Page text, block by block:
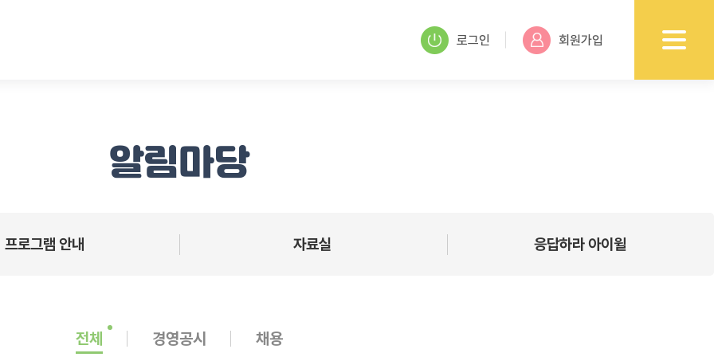
로그인 회원가입
알림마당
프로그램 안내 자료실 응답하라 아이윌
전체 경영공시 채용